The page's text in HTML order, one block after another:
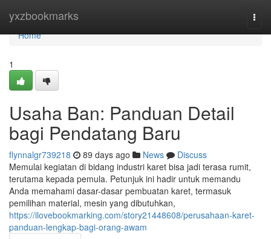
yxzbookmarks
Home
Home
1
Usaha Ban: Panduan Detail
bagi Pendatang Baru
flynnalgr739218 89 days ago News
Discuss
Memulai kegiatan di bidang industri karet bisa jadi terasa rumit,
terutama kepada pemula. Petunjuk ini hadir untuk memandu
Anda memahami dasar-dasar pembuatan karet, termasuk
pemilihan material, mesin yang dibutuhkan,
https://ilovebookmarking.com/story21448608/perusahaan-karet-
panduan-lengkap-bagi-orang-awam